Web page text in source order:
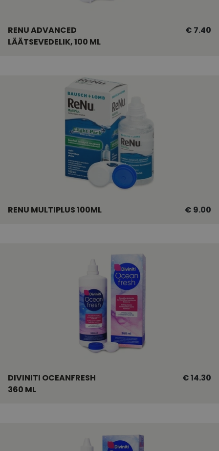
RENU ADVANCED
LÄÄTSEVEDELIK, 100 ML
€ 7.40
RENU MULTIPLUS 100ML € 9.00
DIVINITI OCEANFRESH
360 ML
€ 14.30